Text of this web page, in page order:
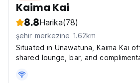
Kaima Kai
8.8Harika(78)
şehir merkezine 1.62km
Situated in Unawatuna, Kaima Kai
shared lounge, bar, and
miles from Galle International